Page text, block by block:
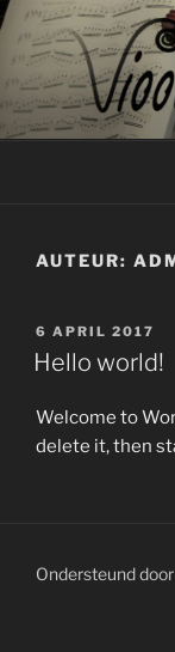
Ga
naar
inhoud
info@vioollesede.nl
AUTEUR:
GEPLAATST
OP
6 APRIL 2017
Hello world!
Welcome to
delete it, then
Ondersteund